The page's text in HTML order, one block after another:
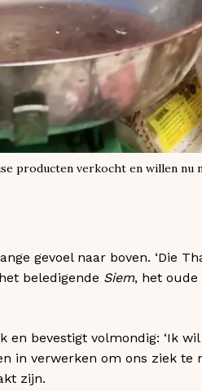
producten verkocht en willen
gevoel naar boven. ‘Die
beledigende Siem, het oude
en bevestigt volmondig: ‘Ik
in verwerken om ons ziek te
zijn.